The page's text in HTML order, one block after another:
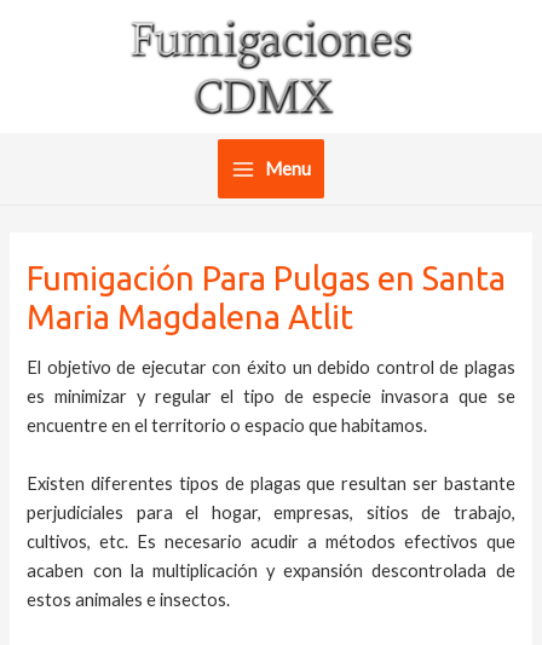
Main
Menu
Fumigación Para Pulgas en Santa
Maria Magdalena Atlit
El objetivo de ejecutar con éxito un debido control de plagas
es minimizar y regular el tipo de especie invasora que se
encuentre en el territorio o espacio que habitamos.
Existen diferentes tipos de plagas que resultan ser bastante
perjudiciales para el hogar, empresas, sitios de trabajo,
cultivos, etc. Es necesario acudir a métodos efectivos que
acaben con la multiplicación y expansión descontrolada de
estos animales e insectos.